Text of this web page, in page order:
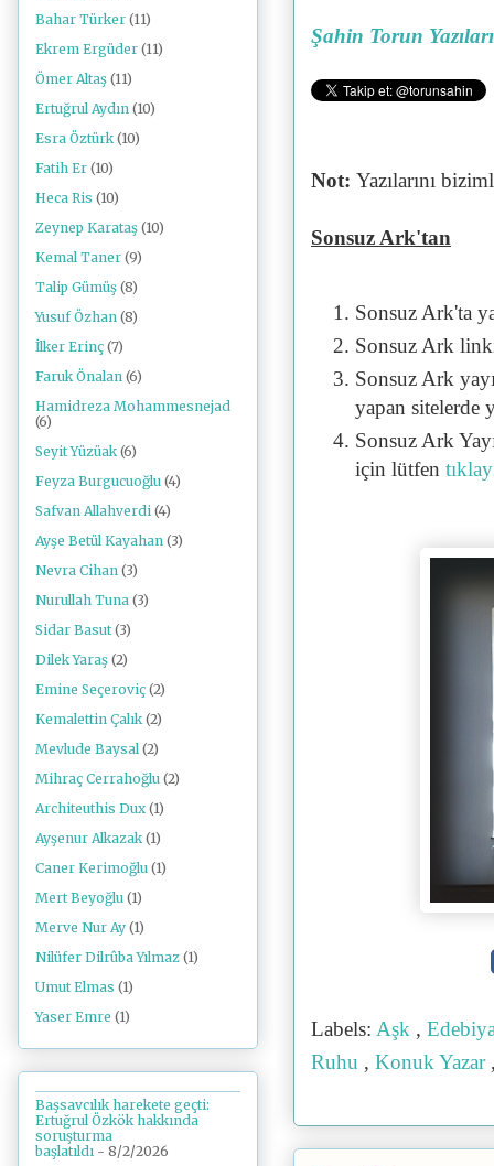
Şahin Torun Yazıları
Not: Yazılarını
Sonsuz Ark'tan
Sonsuz Ark'ta
Sonsuz Ark
Sonsuz Ark
yapan sitelerde
Sonsuz Ark
için lütfen
Labels: Aşk ,
Ruhu , Konuk Yazar
Bahar Türker (11)
Ekrem Ergüder (11)
Ömer Altaş (11)
Ertuğrul Aydın (10)
Esra Öztürk (10)
Fatih Er (10)
Heca Ris (10)
Zeynep Karataş (10)
Kemal Taner (9)
Talip Gümüş (8)
Yusuf Özhan (8)
İlker Erinç (7)
Faruk Önalan (6)
Hamidreza Mohammesnejad
(6)
Seyit Yüzüak (6)
Feyza Burgucuoğlu (4)
Safvan Allahverdi (4)
Ayşe Betül Kayahan (3)
Nevra Cihan (3)
Nurullah Tuna (3)
Sidar Basut (3)
Dilek Yaraş (2)
Emine Seçeroviç (2)
Kemalettin Çalık (2)
Mevlude Baysal (2)
Mihraç Cerrahoğlu (2)
Architeuthis Dux (1)
Ayşenur Alkazak (1)
Caner Kerimoğlu (1)
Mert Beyoğlu (1)
Merve Nur Ay (1)
Nilüfer Dilrûba Yılmaz (1)
Umut Elmas (1)
Yaser Emre (1)
Başsavcılık harekete geçti:
Ertuğrul Özkök hakkında
soruşturma
başlatıldı - 8/2/2026